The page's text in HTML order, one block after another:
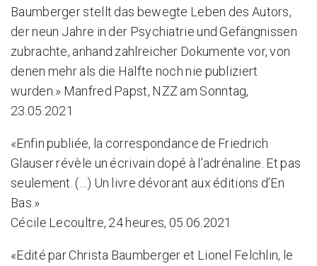
Baumberger stellt das bewegte Leben des Autors,
der neun Jahre in der Psychiatrie und Gefängnissen
zubrachte, anhand zahlreicher Dokumente vor, von
denen mehr als die Hälfte noch nie publiziert
wurden.» Manfred Papst, NZZ am Sonntag,
23.05.2021
«Enfin publiée, la correspondance de Friedrich
Glauser révèle un écrivain dopé à l’adrénaline. Et pas
seulement. (…) Un livre dévorant aux éditions d’En
Bas.»
Cécile Lecoultre, 24 heures, 05.06.2021
«Edité par Christa Baumberger et Lionel Felchlin, le